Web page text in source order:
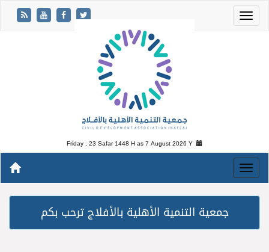
Friday , 23 Safar 1448 H as7 August 2026 Y
جمعية التنمية الأهلية بالأفلاج ترحب بكم